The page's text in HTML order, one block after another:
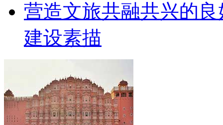
营造文旅共融共兴的
建设素描